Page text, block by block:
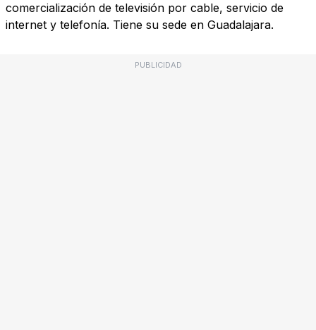
comercialización de televisión por cable, servicio de
internet y telefonía. Tiene su sede en Guadalajara.
PUBLICIDAD